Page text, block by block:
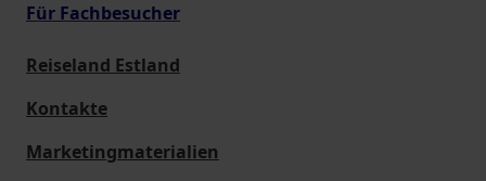
Für Fachbesucher
Reiseland Estland
Kontakte
Marketingmaterialien